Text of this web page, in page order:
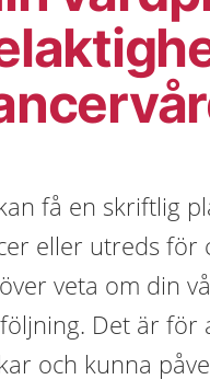
få en skriftlig
eller utreds för
veta om din
Det är för
och kunna